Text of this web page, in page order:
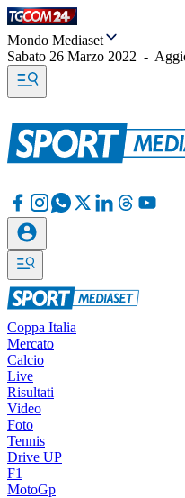
Mondo Mediaset
Sabato 26 Marzo 2022 -
Coppa Italia
Mercato
Calcio
Live
Risultati
Video
Foto
Tennis
Drive UP
F1
MotoGp